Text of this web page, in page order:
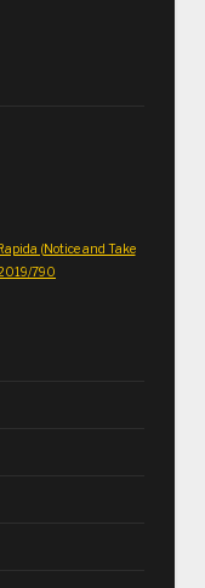
(Notice and Take
790